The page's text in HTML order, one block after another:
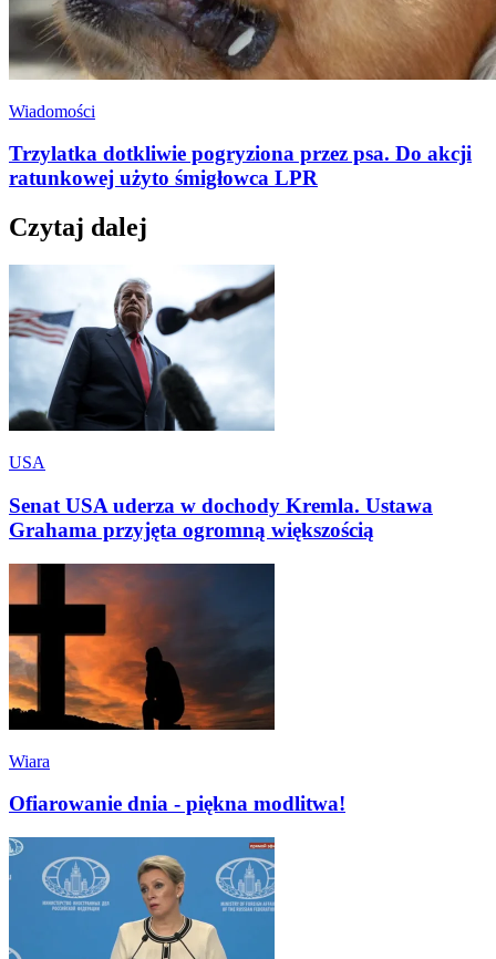
Wiadomości
Trzylatka dotkliwie pogryziona przez psa. Do akcji
ratunkowej użyto śmigłowca LPR
Czytaj dalej
USA
Senat USA uderza w dochody Kremla. Ustawa
Grahama przyjęta ogromną większością
Wiara
Ofiarowanie dnia - piękna modlitwa!